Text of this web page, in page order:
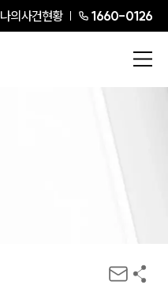
나의사건현황 1660-0126